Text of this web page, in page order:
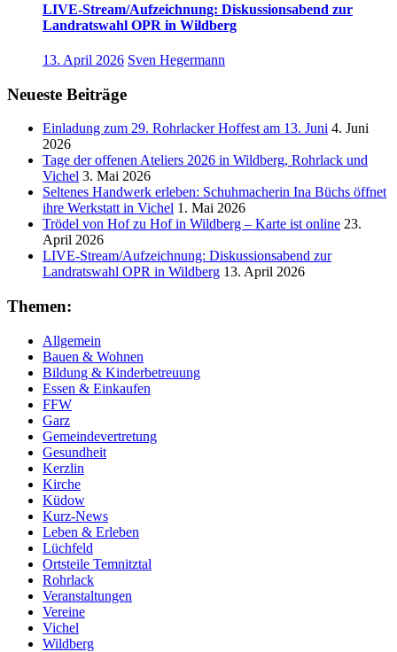
LIVE-Stream/Aufzeichnung: Diskussionsabend zur
Landratswahl OPR in Wildberg
13. April 2026 Sven Hegermann
Neueste Beiträge
Einladung zum 29. Rohrlacker Hoffest am 13. Juni 4. Juni
2026
Tage der offenen Ateliers 2026 in Wildberg, Rohrlack und
Vichel 3. Mai 2026
Seltenes Handwerk erleben: Schuhmacherin Ina Büchs öffnet
ihre Werkstatt in Vichel 1. Mai 2026
Trödel von Hof zu Hof in Wildberg – Karte ist online 23.
April 2026
LIVE-Stream/Aufzeichnung: Diskussionsabend zur
Landratswahl OPR in Wildberg 13. April 2026
Themen:
Allgemein
Bauen & Wohnen
Bildung & Kinderbetreuung
Essen & Einkaufen
FFW
Garz
Gemeindevertretung
Gesundheit
Kerzlin
Kirche
Küdow
Kurz-News
Leben & Erleben
Lüchfeld
Ortsteile Temnitztal
Rohrlack
Veranstaltungen
Vereine
Vichel
Wildberg